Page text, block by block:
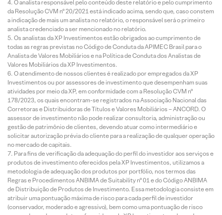
O analista responsável pelo conteúdo deste relatório e pelo cumprimento
da Resolução CVM nº 20/2021 está indicado acima, sendo que, caso constem
a indicação de mais um analista no relatório, o responsável será o primeiro
analista credenciado a ser mencionado no relatório.
Os analistas da XP Investimentos estão obrigados ao cumprimento de
todas as regras previstas no Código de Conduta da APIMEC Brasil para o
Analista de Valores Mobiliários e na Política de Conduta dos Analistas de
Valores Mobiliários da XP Investimentos.
O atendimento de nossos clientes é realizado por empregados da XP
Investimentos ou por assessores de investimento que desempenham suas
atividades por meio da XP, em conformidade com a Resolução CVM nº
178/2023, os quais encontram-se registrados na Associação Nacional das
Corretoras e Distribuidoras de Títulos e Valores Mobiliários – ANCORD. O
assessor de investimento não pode realizar consultoria, administração ou
gestão de patrimônio de clientes, devendo atuar como intermediário e
solicitar autorização prévia do cliente para a realização de qualquer operação
no mercado de capitais.
Para fins de verificação da adequação do perfil do investidor aos serviços e
produtos de investimento oferecidos pela XP Investimentos, utilizamos a
metodologia de adequação dos produtos por portfólio, nos termos das
Regras e Procedimentos ANBIMA de Suitability nº 01 e do Código ANBIMA
de Distribuição de Produtos de Investimento. Essa metodologia consiste em
atribuir uma pontuação máxima de risco para cada perfil de investidor
(conservador, moderado e agressivo), bem como uma pontuação de risco